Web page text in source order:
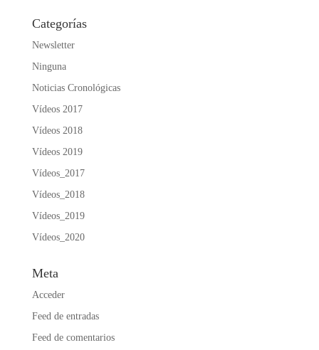
Categorías
Newsletter
Ninguna
Noticias Cronológicas
Vídeos 2017
Vídeos 2018
Vídeos 2019
Vídeos_2017
Vídeos_2018
Vídeos_2019
Vídeos_2020
Meta
Acceder
Feed de entradas
Feed de comentarios